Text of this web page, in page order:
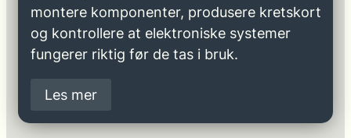
montere komponenter, produsere kretskort
og kontrollere at elektroniske systemer
fungerer riktig før de tas i bruk.
Les mer